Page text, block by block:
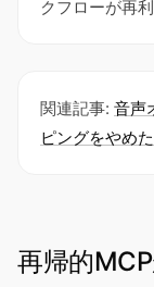
クフローが再
関連記事: 音声
ピングをやめ
再帰的